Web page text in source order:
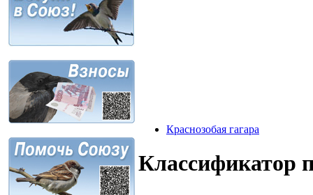
Краснозобая гагара
Классификатор